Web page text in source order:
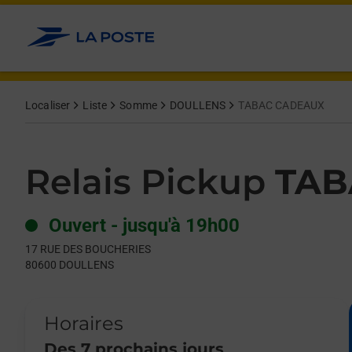
Allez au contenu
Localiser Liste Somme DOULLENS TABAC CADEAUX
Relais Pickup
Ouvert - jusqu'à 19h00
17 RUE DES BOUCHERIES
80600 DOULLENS
Horaires
Day of the WeekHours
Get directions to Relais Pickup at 17 RUE DES BOUCHERIES
lien s'ouvre dans un nouvel onglet